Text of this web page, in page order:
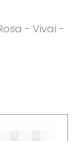
- Vivai -